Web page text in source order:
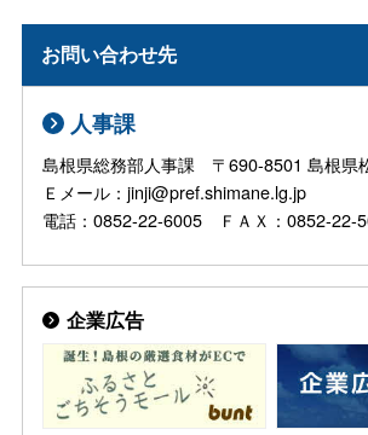
お問い合わせ先
人事課
島根県総務部人事課 〒690-8501 島根県
Ｅメール：jinji@pref.shimane.lg.jp
電話：0852-22-6005 ＦＡＸ：0852-22-
企業広告